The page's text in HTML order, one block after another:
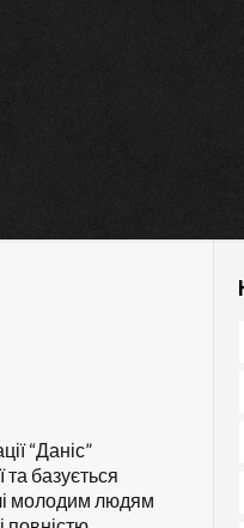
“Даніс”
та базується
молодим людям